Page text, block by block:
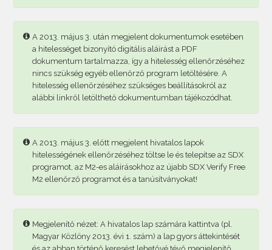
A 2013. május 3. után megjelent dokumentumok esetében
a hitelességet bizonyító digitális aláírást a PDF
dokumentum tartalmazza, így a hitelesség ellenőrzéséhez
nincs szükség egyéb ellenőrző program letöltésére. A
hitelesség ellenőrzéséhez szükséges beállításokról az
alábbi linkről letölthető dokumentumban tájékozódhat.
A 2013. május 3. előtt megjelent hivatalos lapok
hitelességének ellenőrzéséhez töltse le és telepítse az SDX
programot, az M2-es aláírásokhoz az újabb SDX Verify Free
M2 ellenőrző programot és a tanúsítványokat!
Megjelenítő nézet: A hivatalos lap számára kattintva (pl.
Magyar Közlöny 2013. évi 1. szám) a lap gyors áttekintését